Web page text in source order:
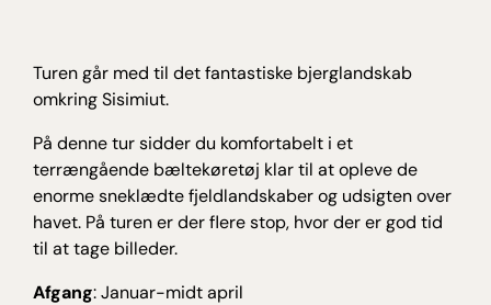
Turen går med til det fantastiske bjerglandskab
omkring Sisimiut.
På denne tur sidder du komfortabelt i et
terrængående bæltekøretøj klar til at opleve de
enorme sneklædte fjeldlandskaber og udsigten over
havet. På turen er der flere stop, hvor der er god tid
til at tage billeder.
Afgang: Januar-midt april